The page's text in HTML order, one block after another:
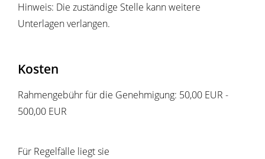
Hinweis: Die zuständige Stelle kann weitere
Unterlagen verlangen.
Kosten
Rahmengebühr für die Genehmigung: 50,00 EUR -
500,00 EUR
Für Regelfälle liegt sie